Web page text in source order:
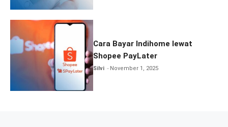
Cara Bayar Indihome lewat
Shopee PayLater
Silvi November 1, 2025